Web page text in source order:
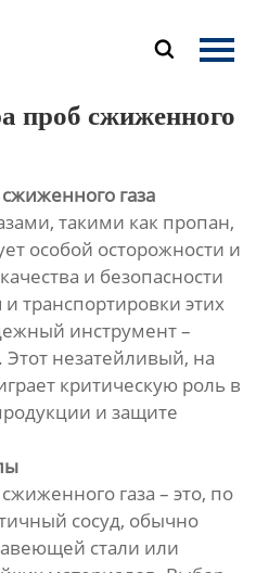

проб сжиженного
газа
такими как пропан,
особой осторожности и
и безопасности
транспортировки этих
инструмент –
незатейливый, на
критическую роль в
и защите
газа – это, по
сосуд, обычно
стали или